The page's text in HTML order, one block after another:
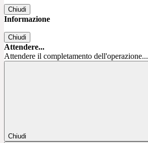
Chiudi
Informazione
Chiudi
Attendere...
Attendere il completamento dell'operazione...
Chiudi